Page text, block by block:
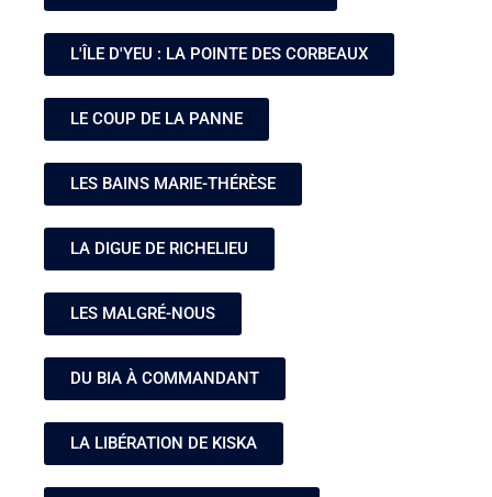
L'ÎLE D'YEU : LA POINTE DES CORBEAUX
LE COUP DE LA PANNE
LES BAINS MARIE-THÉRÈSE
LA DIGUE DE RICHELIEU
LES MALGRÉ-NOUS
DU BIA À COMMANDANT
LA LIBÉRATION DE KISKA